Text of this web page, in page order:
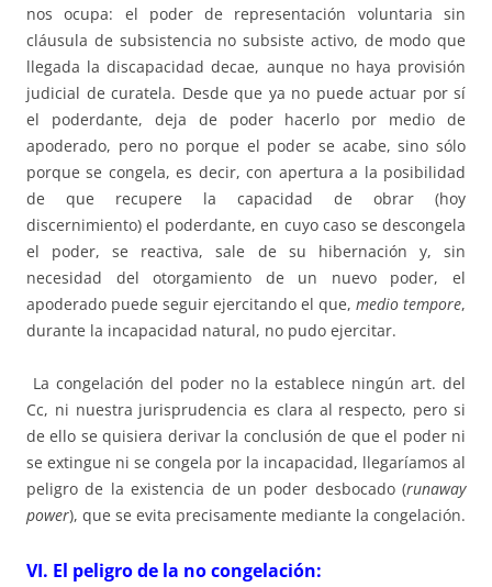
nos ocupa: el poder de representación voluntaria sin
cláusula de subsistencia no subsiste activo, de modo que
llegada la discapacidad decae, aunque no haya provisión
judicial de curatela. Desde que ya no puede actuar por sí
el poderdante, deja de poder hacerlo por medio de
apoderado, pero no porque el poder se acabe, sino sólo
porque se congela, es decir, con apertura a la posibilidad
de que recupere la capacidad de obrar (hoy
discernimiento) el poderdante, en cuyo caso se descongela
el poder, se reactiva, sale de su hibernación y, sin
necesidad del otorgamiento de un nuevo poder, el
apoderado puede seguir ejercitando el que, medio tempore,
durante la incapacidad natural, no pudo ejercitar.
La congelación del poder no la establece ningún art. del
Cc, ni nuestra jurisprudencia es clara al respecto, pero si
de ello se quisiera derivar la conclusión de que el poder ni
se extingue ni se congela por la incapacidad, llegaríamos al
peligro de la existencia de un poder desbocado (runaway
power), que se evita precisamente mediante la congelación.
VI. El peligro de la no congelación: